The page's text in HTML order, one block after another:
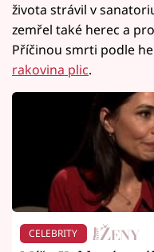
života strávil v
zemřel také herec a
Příčinou smrti podle
rakovina plic.
CELEBRITY